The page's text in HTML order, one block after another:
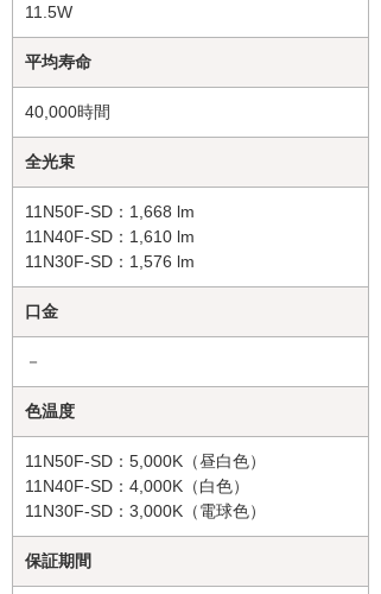
11.5W
平均寿命
40,000時間
全光束
11N50F-SD：1,668 lm
11N40F-SD：1,610 lm
11N30F-SD：1,576 lm
口金
－
色温度
11N50F-SD：5,000K（昼白色）
11N40F-SD：4,000K（白色）
11N30F-SD：3,000K（電球色）
保証期間